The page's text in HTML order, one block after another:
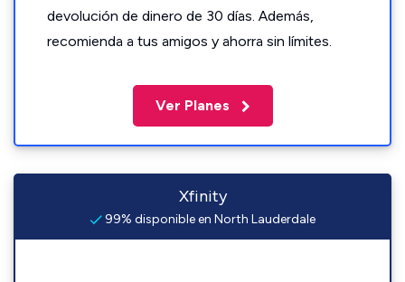
devolución de dinero de 30 días. Además,
recomienda a tus amigos y ahorra sin límites.
Ver Planes
Xfinity
99% disponible en North Lauderdale